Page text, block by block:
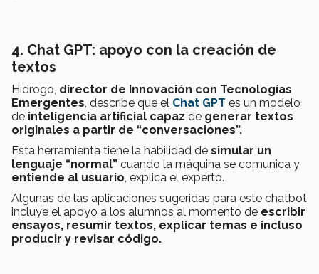
4. Chat GPT: apoyo con la creación de
textos
Hidrogo, director de Innovación con Tecnologías
Emergentes, describe que el Chat GPT es un modelo
de inteligencia artificial capaz de generar textos
originales a partir de “conversaciones”.
Esta herramienta tiene la habilidad de simular un
lenguaje “normal” cuando la máquina se comunica y
entiende al usuario, explica el experto.
Algunas de las aplicaciones sugeridas para este chatbot
incluye el apoyo a los alumnos al momento de escribir
ensayos, resumir textos, explicar temas e incluso
producir y revisar código.